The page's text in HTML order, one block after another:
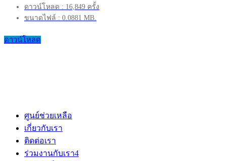
ดาวน์โหลด : 16,849 ครั้ง
ขนาดไฟล์ : 0.0881 MB.
ดาวน์โหลด
ศูนย์ช่วยเหลือ
เกี่ยวกับเรา
ติดต่อเรา
ร่วมงานกับเรา4